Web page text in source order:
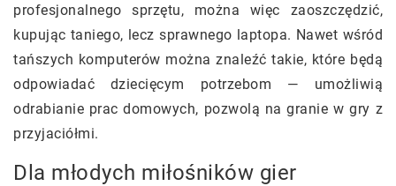
profesjonalnego sprzętu, można więc zaoszczędzić,
kupując taniego, lecz sprawnego laptopa. Nawet wśród
tańszych komputerów można znaleźć takie, które będą
odpowiadać dziecięcym potrzebom — umożliwią
odrabianie prac domowych, pozwolą na granie w gry z
przyjaciółmi.
Dla młodych miłośników gier